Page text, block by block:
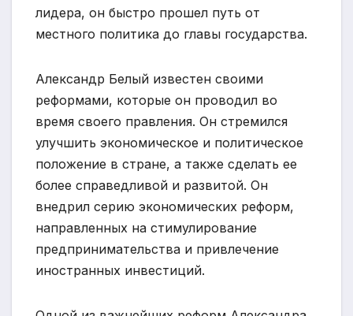
лидера, он быстро прошел путь от
местного политика до главы государства.
Александр Белый известен своими
реформами, которые он проводил во
время своего правления. Он стремился
улучшить экономическое и политическое
положение в стране, а также сделать ее
более справедливой и развитой. Он
внедрил серию экономических реформ,
направленных на стимулирование
предпринимательства и привлечение
иностранных инвестиций.